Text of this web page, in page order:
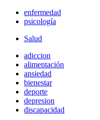
enfermedad
psicología
Salud
adiccion
alimentación
ansiedad
bienestar
deporte
depresion
discapacidad